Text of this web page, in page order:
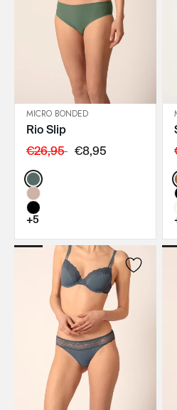
IN DEN WARENKORB
MICRO BONDED
Rio Slip
€26,95 €8,95
Color:
+5